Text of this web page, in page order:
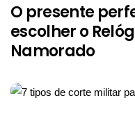
O presente
escolher o
Namorado